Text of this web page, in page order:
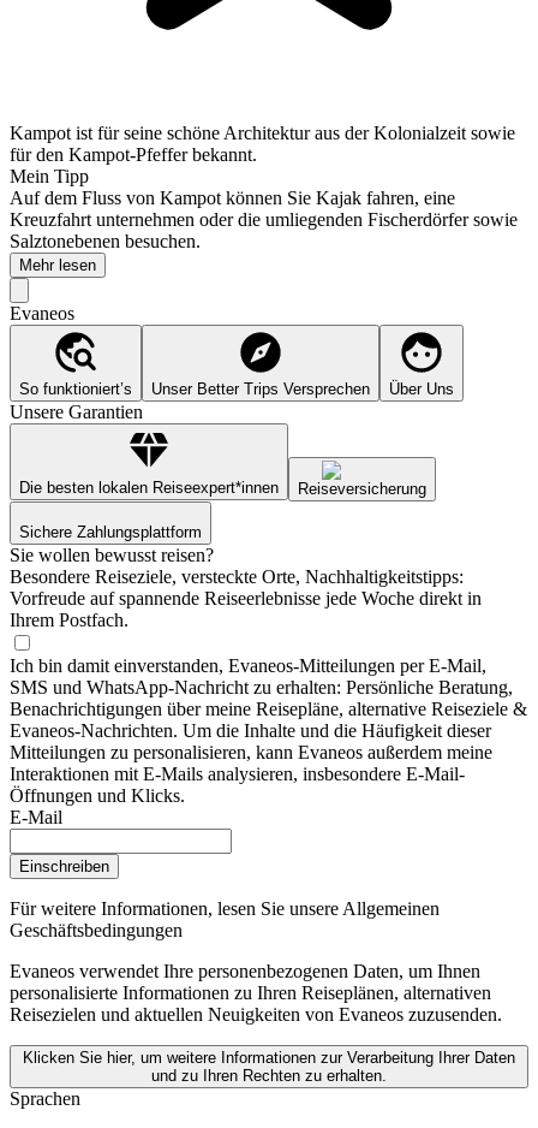
Kampot ist für seine schöne Architektur aus der Kolonialzeit sowie
für den Kampot-Pfeffer bekannt.
Mein Tipp
Auf dem Fluss von Kampot können Sie Kajak fahren, eine
Kreuzfahrt unternehmen oder die umliegenden Fischerdörfer sowie
Salztonebenen besuchen.
Mehr lesen
Evaneos
So funktioniert’s Unser Better Trips Versprechen Über Uns
Unsere Garantien
Die besten lokalen Reiseexpert*innen Reiseversicherung
Sichere Zahlungsplattform
Sie wollen bewusst reisen?
Besondere Reiseziele, versteckte Orte, Nachhaltigkeitstipps:
Vorfreude auf spannende Reiseerlebnisse jede Woche direkt in
Ihrem Postfach.
Ich bin damit einverstanden, Evaneos-Mitteilungen per E-Mail,
SMS und WhatsApp-Nachricht zu erhalten: Persönliche Beratung,
Benachrichtigungen über meine Reisepläne, alternative Reiseziele &
Evaneos-Nachrichten. Um die Inhalte und die Häufigkeit dieser
Mitteilungen zu personalisieren, kann Evaneos außerdem meine
Interaktionen mit E-Mails analysieren, insbesondere E-Mail-
Öffnungen und Klicks.
E-Mail
Einschreiben
Für weitere Informationen, lesen Sie unsere Allgemeinen
Geschäftsbedingungen
Evaneos verwendet Ihre personenbezogenen Daten, um Ihnen
personalisierte Informationen zu Ihren Reiseplänen, alternativen
Reisezielen und aktuellen Neuigkeiten von Evaneos zuzusenden.
Klicken Sie hier, um weitere Informationen zur Verarbeitung Ihrer Daten
und zu Ihren Rechten zu erhalten.
Sprachen